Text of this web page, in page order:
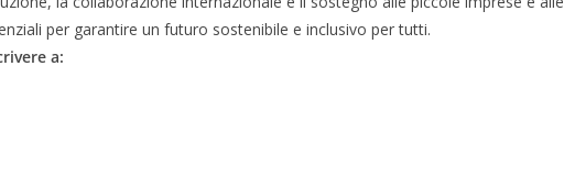
per garantire un futuro sostenibile e inclusivo per tutti.
a: